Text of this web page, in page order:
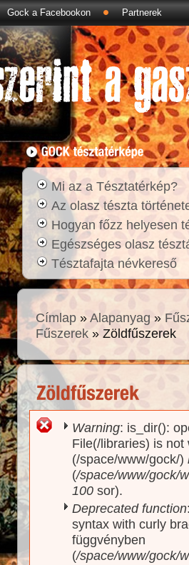
Gock a Facebookon Partnerek
Mi az a Tésztatérkép?
Az olasz tészta
Hogyan főzz helyesen
Egészséges olasz
Tésztafajta névkereső
Címlap »Alapanyag »
Fűszerek » Zöldfűszerek
Hibaüzenet
Warning: is_dir():
File(/libraries) is
(/space/www/gock/)
(/space/www/gock/
100 sor).
Deprecated function
syntax with curly
függvényben
(/space/www/gock/